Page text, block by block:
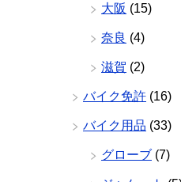
大阪 (15)
奈良 (4)
滋賀 (2)
バイク免許 (16)
バイク用品 (33)
グローブ (7)